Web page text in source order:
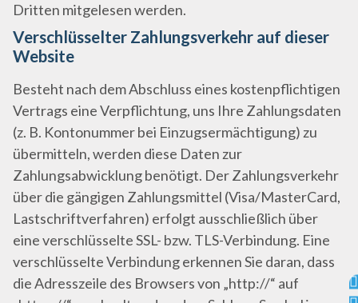
Dritten mitgelesen werden.
Verschlüsselter Zahlungsverkehr auf dieser
Website
Besteht nach dem Abschluss eines kostenpflichtigen
Vertrags eine Verpflichtung, uns Ihre Zahlungsdaten
(z. B. Kontonummer bei Einzugsermächtigung) zu
übermitteln, werden diese Daten zur
Zahlungsabwicklung benötigt. Der Zahlungsverkehr
über die gängigen Zahlungsmittel (Visa/MasterCard,
Lastschriftverfahren) erfolgt ausschließlich über
eine verschlüsselte SSL- bzw. TLS-Verbindung. Eine
verschlüsselte Verbindung erkennen Sie daran, dass
die Adresszeile des Browsers von „http://“ auf